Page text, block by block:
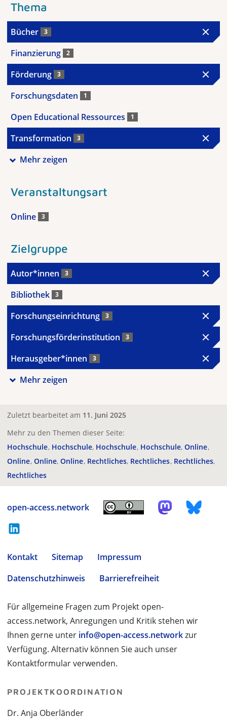
Thema
Bücher 3
Finanzierung 2
Förderung 3
Forschungsdaten 1
Open Educational Ressources 1
Transformation 3
Mehr zeigen
Veranstaltungsart
Online 3
Zielgruppe
Autor*innen 3
Bibliothek 3
Forschungseinrichtung 3
Forschungsförderinstitution 3
Herausgeber*innen 3
Mehr zeigen
Zuletzt bearbeitet am 11. Juni 2025
Mehr zu den Themen dieser Seite:
Hochschule Hochschule Hochschule Hochschule Online
Online Online Online Rechtliches Rechtliches Rechtliches
Rechtliches
open-access.network
Kontakt Sitemap
Impressum
Datenschutzhinweis
Barrierefreiheit
Für allgemeine Fragen zum Projekt open-
access.network, Anregungen und Kritik stehen wir
Ihnen gerne unter info@open-access.networkzur
Verfügung. Alternativ können Sie auch unser
Kontaktformular verwenden.
PROJEKTKOORDINATION
Dr. Anja Oberländer